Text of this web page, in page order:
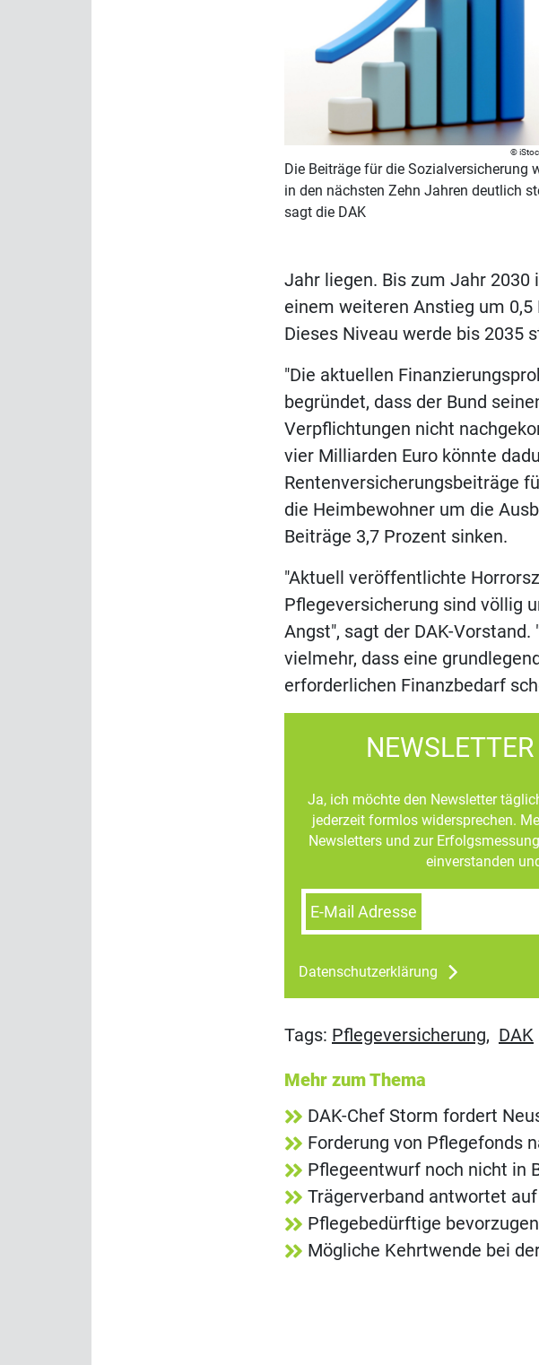
Die Beiträge für die Sozialversicherung
in den nächsten Zehn Jahren deutlich
sagt die DAK
Jahr liegen. Bis zum Jahr
einem weiteren Anstieg um
Dieses Niveau werde bis 2035
"Die aktuellen
begründet, dass der Bund
Verpflichtungen nicht
vier Milliarden Euro könnte
Rentenversicherungsbeiträge
die Heimbewohner um die
Beiträge 3,7 Prozent sinken.
"Aktuell veröffentlichte
Pflegeversicherung sind völlig
Angst", sagt der DAK-
vielmehr, dass eine
erforderlichen Finanzbedarf
Ja, ich möchte den Newsletter
jederzeit formlos widersprechen.
Newsletters und zur
einverstanden
E-Mail Adresse
Datenschutzerklärung
Tags: Pflegeversicherung, DAK
Mehr zum Thema
DAK-Chef Storm fordert
Forderung von Pflegefonds
Pflegeentwurf noch nicht in
Trägerverband antwortet
Pflegebedürftige
Mögliche Kehrtwende bei